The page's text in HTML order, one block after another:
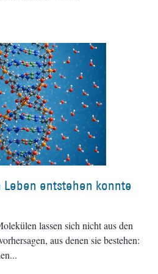
entstehen konnte
lassen sich nicht aus den
aus denen sie bestehen: